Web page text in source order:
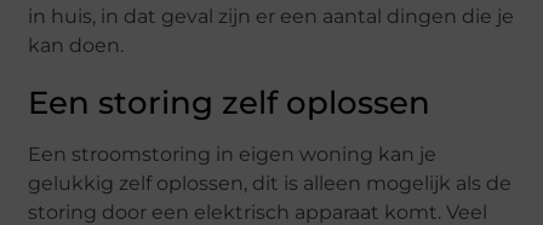
in huis, in dat geval zijn er een aantal dingen die je
kan doen.
Een storing zelf oplossen
Een stroomstoring in eigen woning kan je
gelukkig zelf oplossen, dit is alleen mogelijk als de
storing door een elektrisch apparaat komt. Veel